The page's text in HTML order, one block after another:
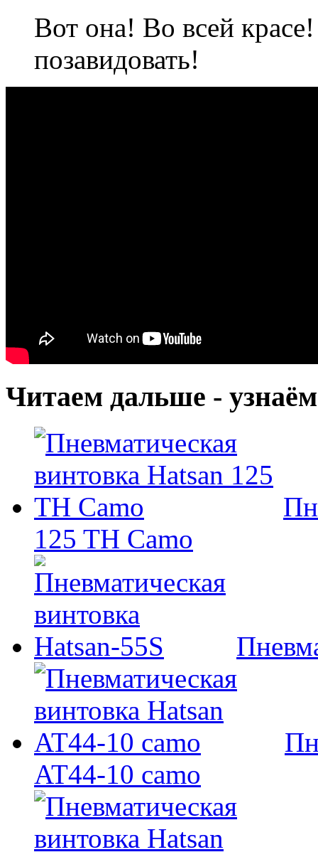
Вот она! Во всей
позавидовать!
Читаем дальше -
125 TH Camo
AT44-10 camo